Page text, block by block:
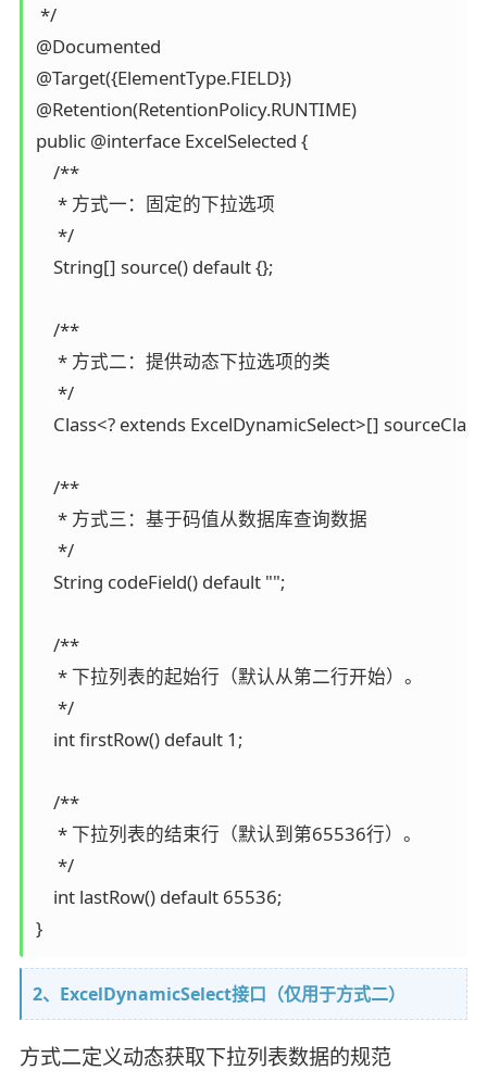
*/
@Documented
@Target({ElementType.FIELD})
@Retention(RetentionPolicy.RUNTIME)
public @interface ExcelSelected {
    /**
     * 方式一：固定的下拉选项
     */
    String[] source() default {};
    /**
     * 方式二：提供动态下拉选项的类
     */
Class<? extends ExcelDynamicSelect>[]
    /**
     * 方式三：基于码值从数据库查询数据
     */
    String codeField() default "";
    /**
     * 下拉列表的起始行（默认从第二行开始）。
     */
    int firstRow() default 1;
    /**
     * 下拉列表的结束行（默认到第65536行）。
     */
    int lastRow() default 65536;
}
2、ExcelDynamicSelect接口（仅用于方式二）
方式二定义动态获取下拉列表数据的规范